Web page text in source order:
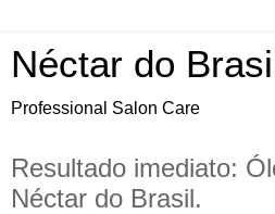
Néctar do
Professional Salon Care
Resultado imediato:
Néctar do Brasil.